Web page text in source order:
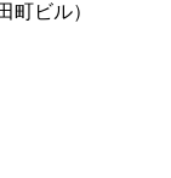
町ビル）